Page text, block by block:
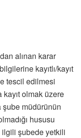
alınan karar
kayıtlı/kayıt
tescil edilmesi
olmak üzere
şube müdürünün
hususu
şubede yetkili